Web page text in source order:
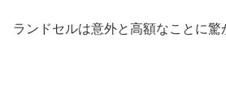
ランドセルは意外と高額なことに驚